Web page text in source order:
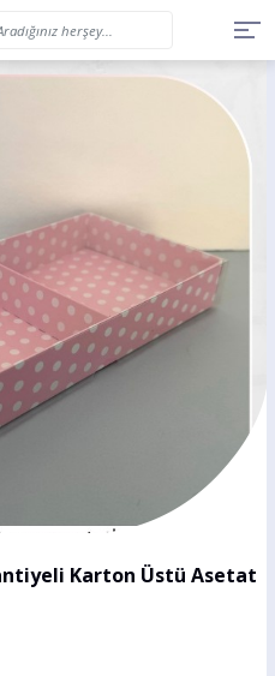
Karton Üstü Asetat